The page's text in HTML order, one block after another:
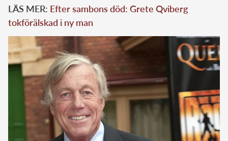
LÄS MER: Efter sambons död: Grete Qviberg
tokförälskad i ny man